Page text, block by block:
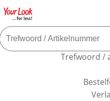
Trefwoord /